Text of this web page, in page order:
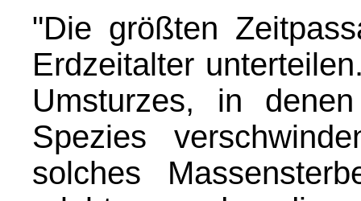
"Die größten
Erdzeitalter
Umsturzes, in
Spezies
solches